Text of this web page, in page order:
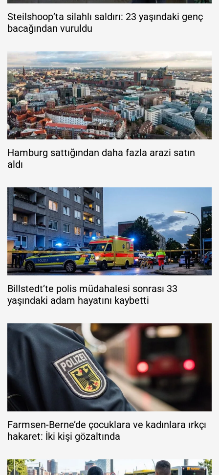
Steilshoop’ta silahlı saldırı: 23 yaşındaki genç
bacağından vuruldu
Hamburg sattığından daha fazla arazi satın
aldı
Billstedt’te polis müdahalesi sonrası 33
yaşındaki adam hayatını kaybetti
Farmsen-Berne’de çocuklara ve kadınlara ırkçı
hakaret: İki kişi gözaltında